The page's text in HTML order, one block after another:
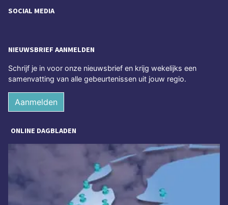
SOCIAL MEDIA
NIEUWSBRIEF AANMELDEN
Schrijf je in voor onze nieuwsbrief en krijg wekelijks een
samenvatting van alle gebeurtenissen uit jouw regio.
Aanmelden
ONLINE DAGBLADEN